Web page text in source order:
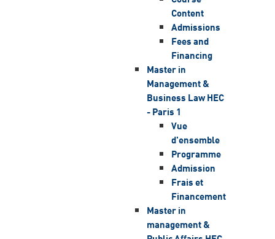
Content
Admissions
Fees and
Financing
Master in
Management &
Business Law HEC
- Paris 1
Vue
d'ensemble
Programme
Admission
Frais et
Financement
Master in
management &